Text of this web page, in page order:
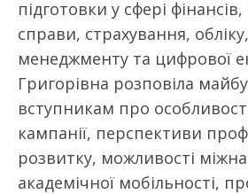
підготовки у сфері фінансів,
справи, страхування,
менеджменту та цифрової
Григорівна розповіла
вступникам про
кампанії, перспективи
розвитку, можливості
академічної мобільності,